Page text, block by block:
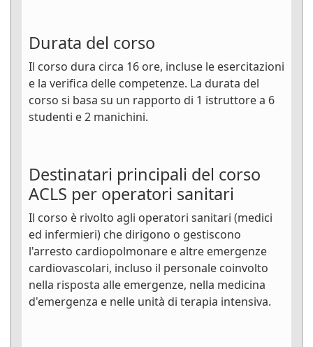
Durata del corso
Il corso dura circa 16 ore, incluse le esercitazioni
e la verifica delle competenze. La durata del
corso si basa su un rapporto di 1 istruttore a 6
studenti e 2 manichini.
Destinatari principali del corso
ACLS per operatori sanitari
Il corso è rivolto agli operatori sanitari (medici
ed infermieri) che dirigono o gestiscono
l'arresto cardiopolmonare e altre emergenze
cardiovascolari, incluso il personale coinvolto
nella risposta alle emergenze, nella medicina
d'emergenza e nelle unità di terapia intensiva.